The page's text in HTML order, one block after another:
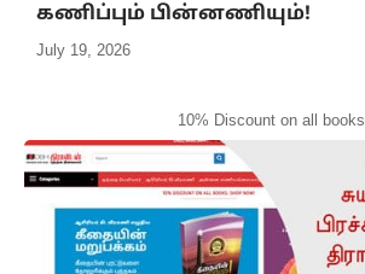
கணிப்பும் பின்னணியும்!
July 19, 2026
10% Discount on all books